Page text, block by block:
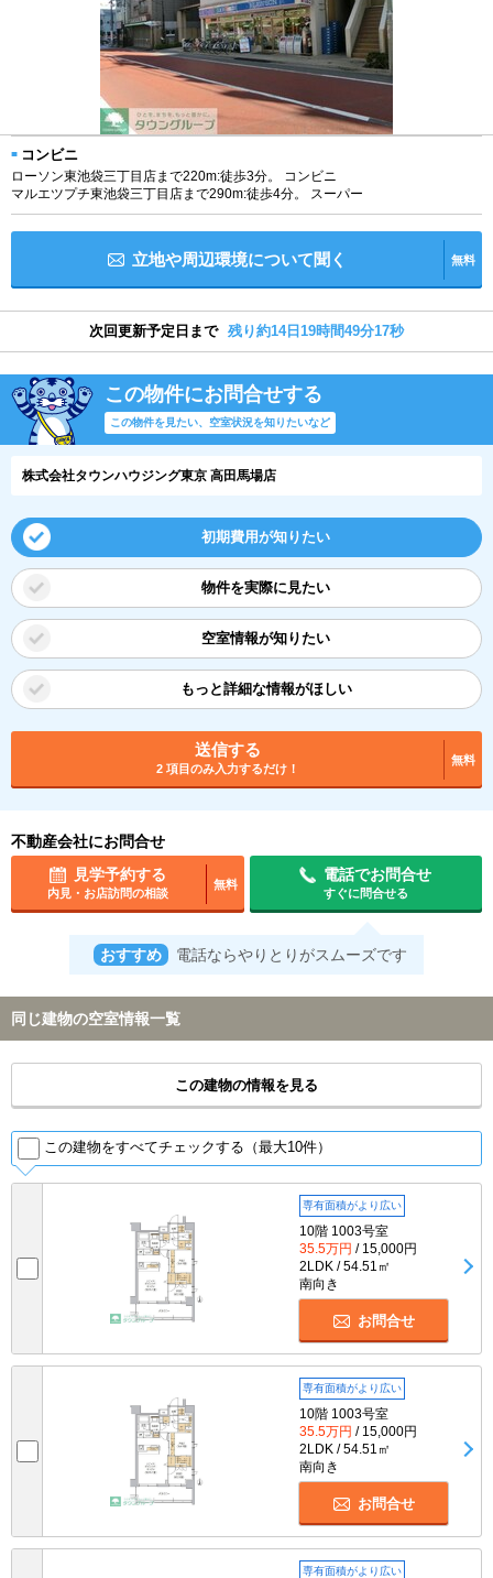
コンビニ
ローソン東池袋三丁目店まで220m:徒歩3分。 コンビニ
マルエツプチ東池袋三丁目店まで290m:徒歩4分。 スーパー
立地や周辺環境について聞く 無料
次回更新予定日まで 残り約14日19時間49分17秒
この物件にお問合せする
この物件を見たい、空室状況を知りたいなど
株式会社タウンハウジング東京 高田馬場店
初期費用が知りたい
物件を実際に見たい
空室情報が知りたい
もっと詳細な情報がほしい
送信する
2 項目のみ入力するだけ！
無料
不動産会社にお問合せ
見学予約する
内見・お店訪問の相談
無料
電話でお問合せ
すぐに問合せる
おすすめ 電話ならやりとりがスムーズです
同じ建物の空室情報一覧
この建物の情報を見る
この建物をすべてチェックする（最大10件）
専有面積がより広い
10階 1003号室
35.5万円 / 15,000円
2LDK / 54.51㎡
南向き
お問合せ
専有面積がより広い
10階 1003号室
35.5万円 / 15,000円
2LDK / 54.51㎡
南向き
お問合せ
専有面積がより広い